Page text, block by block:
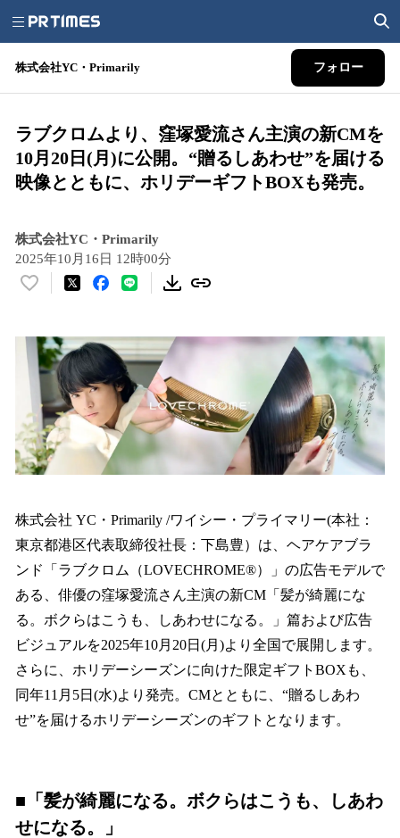
株式会社YC・Primarily フォロー
ラブクロムより、窪塚愛流さん主演の新CMを
10月20日(月)に公開。“贈るしあわせ”を届ける
映像とともに、ホリデーギフトBOXも発売。
株式会社YC・Primarily
2025年10月16日 12時00分
い
！
数
を
読
み
込
み
中
す
株式会社 YC・Primarily /ワイシー・プライマリー(本社：
東京都港区代表取締役社長：下島豊）は、ヘアケアブラ
ンド「ラブクロム（LOVECHROME®）」の広告モデルで
ある、俳優の窪塚愛流さん主演の新CM「髪が綺麗にな
る。ボクらはこうも、しあわせになる。」篇および広告
ビジュアルを2025年10月20日(月)より全国で展開します。
さらに、ホリデーシーズンに向けた限定ギフトBOXも、
同年11月5日(水)より発売。CMとともに、“贈るしあわ
せ”を届けるホリデーシーズンのギフトとなります。
■ 「髪が綺麗になる。ボクらはこうも、しあわ
せになる。」